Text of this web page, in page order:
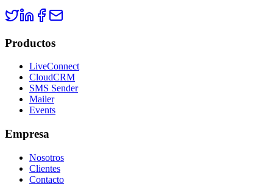
Productos
LiveConnect
CloudCRM
SMS Sender
Mailer
Events
Empresa
Nosotros
Clientes
Contacto